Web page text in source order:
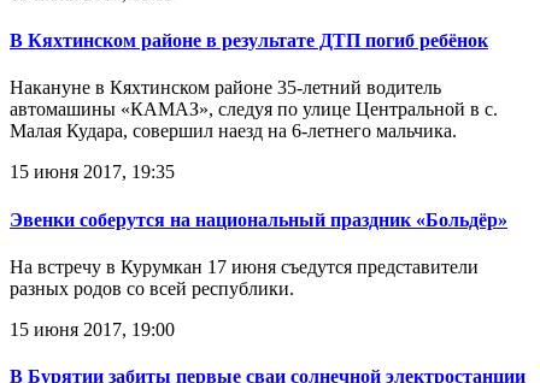
В Кяхтинском районе в результате ДТП погиб ребёнок
Накануне в Кяхтинском районе 35-летний водитель
автомашины «КАМАЗ», следуя по улице Центральной в с.
Малая Кудара, совершил наезд на 6-летнего мальчика.
15 июня 2017, 19:35
Эвенки соберутся на национальный праздник «Больдёр»
На встречу в Курумкан 17 июня съедутся представители
разных родов со всей республики.
15 июня 2017, 19:00
В Бурятии забиты первые сваи солнечной электростанции